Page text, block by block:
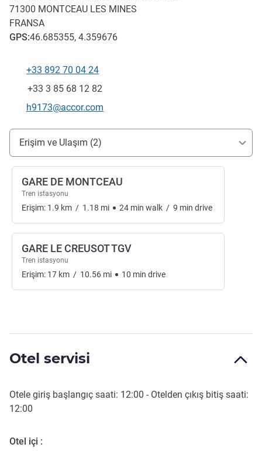
71300 MONTCEAU LES MINES
FRANSA
GPS:46.685355, 4.359676
Telefon
+33 892 70 04 24
Faks
+33 3 85 68 12 82
İletişim için e-posta
h9173@accor.com
Erişim ve ulaşım
Erişim ve Ulaşım (2)
GARE DE MONTCEAU
Tren istasyonu
Erişim: 1.9 km / 1.18 mi 24 min walk / 9 min drive
GARE LE CREUSOT TGV
Tren istasyonu
Erişim: 17 km / 10.56 mi 10 min drive
Otel servisi
Otele giriş başlangıç saati: 12:00 - Otelden çıkış bitiş saati:
12:00
Otel içi